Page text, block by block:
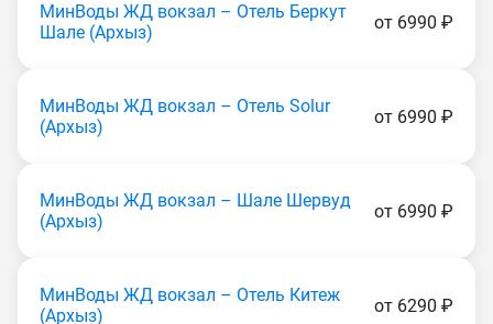
МинВоды ЖД вокзал – Отель Беркут
Шале (Apxыз)
от 6990 ₽
МинВоды ЖД вокзал – Отель Solur
(Apxыз)
от 6990 ₽
МинВоды ЖД вокзал – Шале Шервуд
(Apxыз)
от 6990 ₽
МинВоды ЖД вокзал – Отель Китеж
(Apxыз)
от 6290 ₽